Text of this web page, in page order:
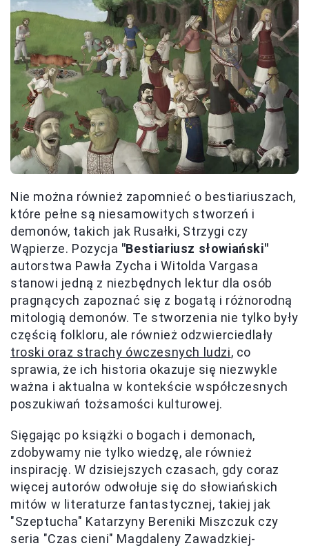
Nie można również zapomnieć o bestiariuszach,
które pełne są niesamowitych stworzeń i
demonów, takich jak Rusałki, Strzygi czy
Wąpierze. Pozycja "Bestiariusz słowiański"
autorstwa Pawła Zycha i Witolda Vargasa
stanowi jedną z niezbędnych lektur dla osób
pragnących zapoznać się z bogatą i różnorodną
mitologią demonów. Te stworzenia nie tylko były
częścią folkloru, ale również odzwierciedlały
troski oraz strachy ówczesnych ludzi, co
sprawia, że ich historia okazuje się niezwykle
ważna i aktualna w kontekście współczesnych
poszukiwań tożsamości kulturowej.
Sięgając po książki o bogach i demonach,
zdobywamy nie tylko wiedzę, ale również
inspirację. W dzisiejszych czasach, gdy coraz
więcej autorów odwołuje się do słowiańskich
mitów w literaturze fantastycznej, takiej jak
"Szeptucha" Katarzyny Bereniki Miszczuk czy
seria "Czas cieni" Magdaleny Zawadzkiej-